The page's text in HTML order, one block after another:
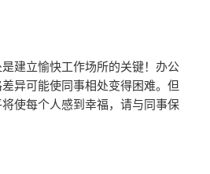
建立愉快工作场所的关键！办公
异可能使同事相处变得困难。但
使每个人感到幸福，请与同事保